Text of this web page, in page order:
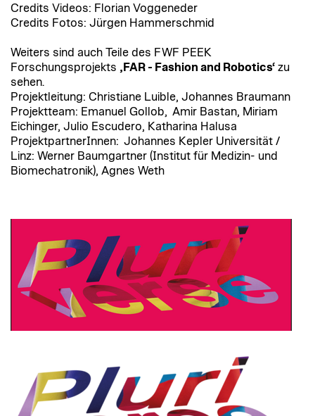
Credits Videos: Florian Voggeneder
Credits Fotos: Jürgen Hammerschmid
Weiters sind auch Teile des FWF PEEK
Forschungsprojekts ‚FAR - Fashion and Robotics‘ zu
sehen.
Projektleitung: Christiane Luible, Johannes Braumann
Projektteam: Emanuel Gollob, Amir Bastan, Miriam
Eichinger, Julio Escudero, Katharina Halusa
ProjektpartnerInnen: Johannes Kepler Universität /
Linz: Werner Baumgartner (Institut für Medizin- und
Biomechatronik), Agnes Weth